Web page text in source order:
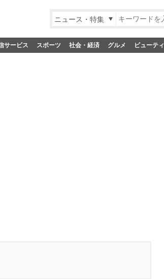
ニュース・特集
サービス スポーツ 社会・経済 グルメ ビューティ